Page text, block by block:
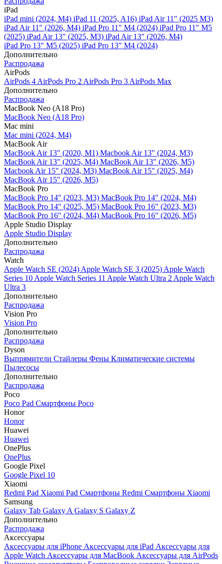
iPad
iPad mini (2024, M4) iPad 11 (2025, A16) iPad Air 11" (2025 M3)
iPad Air 11" (2026, M4) iPad Pro 11" M4 (2024) iPad Pro 11" M5
(2025) iPad Air 13" (2025, M3) iPad Air 13" (2026, M4)
iPad Pro 13" M5 (2025) iPad Pro 13" M4 (2024)
Дополнительно
Распродажа
AirPods
AirPods 4 AirPods Pro 2 AirPods Pro 3 AirPods Max
Дополнительно
Распродажа
MacBook Neo (A18 Pro)
MacBook Neo (A18 Pro)
Mac mini
Mac mini (2024, M4)
MacBook Air
MacBook Air 13" (2020, M1) Macbook Air 13" (2024, M3)
MacBook Air 13" (2025, M4) MacBook Air 13″ (2026, M5)
Macbook Air 15" (2024, M3) MacBook Air 15" (2025, M4)
MacBook Air 15″ (2026, M5)
MacBook Pro
MacBook Pro 14" (2023, M3) MacBook Pro 14″ (2024, M4)
MacBook Pro 14″ (2025, M5) MacBook Pro 16" (2023, M3)
MacBook Pro 16″ (2024, M4) MacBook Pro 16" (2026, M5)
Apple Studio Display
Apple Studio Display
Дополнительно
Распродажа
Watch
Apple Watch SE (2024) Apple Watch SE 3 (2025) Apple Watch
Series 10 Apple Watch Series 11 Apple Watch Ultra 2 Apple Watch
Ultra 3
Дополнительно
Распродажа
Vision Pro
Vision Pro
Дополнительно
Распродажа
Dyson
Выпрямители Стайлеры Фены Климатические системы
Пылесосы
Дополнительно
Распродажа
Poco
Poco Pad Смартфоны Poco
Honor
Honor
Huawei
Huawei
OnePlus
OnePlus
Google Pixel
Google Pixel 10
Xiaomi
Redmi Pad Xiaomi Pad Смартфоны Redmi Смартфоны Xiaomi
Samsung
Galaxy Tab Galaxy A Galaxy S Galaxy Z
Дополнительно
Распродажа
Аксессуары
Аксессуары для iPhone Аксессуары для iPad Аксессуары для
Apple Watch Аксессуары для MacBook Аксессуары для AirPods